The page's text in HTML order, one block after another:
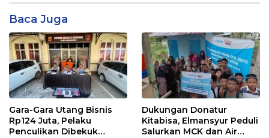
Baca Juga
Gara-Gara Utang Bisnis
Rp124 Juta, Pelaku
Penculikan Dibekuk
Dukungan Donatur
Kitabisa, Elmansyur Peduli
Salurkan MCK dan Air